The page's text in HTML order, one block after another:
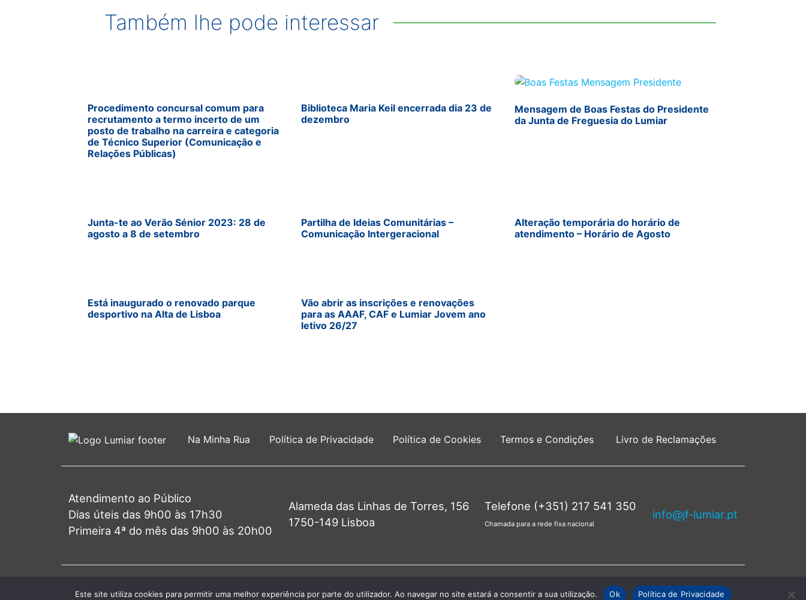
Também lhe pode interessar
Procedimento concursal comum para
recrutamento a termo incerto de um
posto de trabalho na carreira e categoria
de Técnico Superior (Comunicação e
Relações Públicas)
Biblioteca Maria Keil encerrada dia 23 de
dezembro
Mensagem de Boas Festas do Presidente
da Junta de Freguesia do Lumiar
Junta-te ao Verão Sénior 2023: 28 de
agosto a 8 de setembro
Partilha de Ideias Comunitárias –
Comunicação Intergeracional
Alteração temporária do horário de
atendimento – Horário de Agosto
Está inaugurado o renovado parque
desportivo na Alta de Lisboa
Vão abrir as inscrições e renovações
para as AAAF, CAF e Lumiar Jovem ano
letivo 26/27
Na Minha Rua Política de Privacidade Política de Cookies Termos e Condições Livro de Reclamações
Atendimento ao Público
Dias úteis das 9h00 às 17h30
Primeira 4ª do mês das 9h00 às 20h00
Alameda das Linhas de Torres, 156
1750-149 Lisboa
Telefone (+351) 217 541 350
Chamada para a rede fixa nacional
info@jf-lumiar.pt
© 2026 Junta de Freguesia do Lumiar - Todos os direitos reservados.
Este site utiliza cookies para permitir uma melhor experiência por parte do utilizador. Ao navegar no site estará a consentir a sua utilização. Ok Política de Privacidade